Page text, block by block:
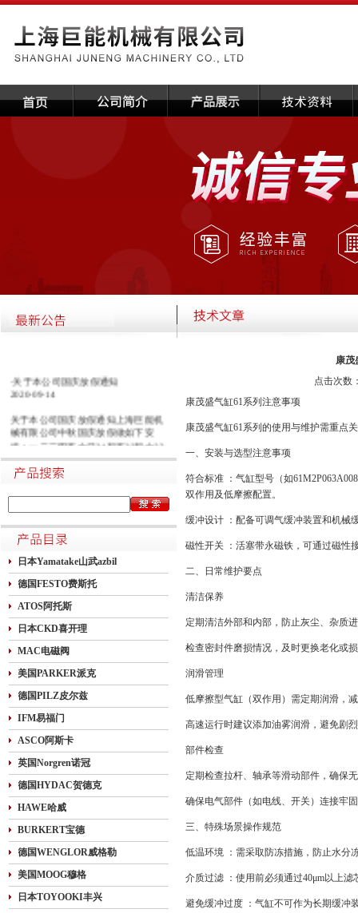
·关于本公司国庆放假通知
2020-09-14
关于本公司国庆放假通知上海巨能机
械有限公司中秋国庆放假做如下安
排：一二三四五六日21初五22初六23
初七24初八25初九26初十班27十一28
十二29十三30十四假1国庆节假2十六
廿一假8廿二9廿三班10廿四11廿五10
月1日~8日放假调休，共8天。9月27
日（星期日）、10月10日（星期六）
上班。在此期间如有进口产品需要采
响，请提前安排订货事宜。高速规定
如下1.高速免费规定时间：2020年10
月1日0时-10月8日24时，共8天
日本Yamatake山武azbil
德国FESTO费斯托
ATOS阿托斯
日本CKD喜开理
MAC电磁阀
美国PARKER派克
德国PILZ皮尔兹
IFM易福门
ASCO阿斯卡
英国Norgren诺冠
德国HYDAC贺德克
HAWE哈威
BURKERT宝德
德国WENGLOR威格勒
美国MOOG穆格
日本TOYOOKI丰兴
康茂
点击次数
康茂盛气缸61系列注意事项
康茂盛气缸61系列的使用与维护需重点
一、安装与选型注意事项
符合标准 ：气缸型号（如
双作用及低摩擦配置。
缓冲设计 ：配备可调气缓冲装置和机械
磁性开关 ：活塞带永磁铁，可通过磁性
二、日常维护要点
清洁保养
定期清洁外部和内部，防止灰尘、杂质
检查密封件磨损情况，及时更换老化或
润滑管理
低摩擦型气缸（双作用）需定期润滑，
高速运行时建议添加油雾润滑，避免剧
部件检查
定期检查拉杆、轴承等滑动部件，确保
确保电气部件（如电线、开关）连接牢
三、特殊场景操作规范
低温环境 ：需采取防冻措施，防止水分
介质过滤 ：使用前必须通过40μm以上
避免缓冲过度 ：气缸不可作为长期缓冲